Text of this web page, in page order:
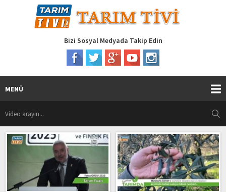
Bizi Sosyal Medyada Takip Edin
MENÜ